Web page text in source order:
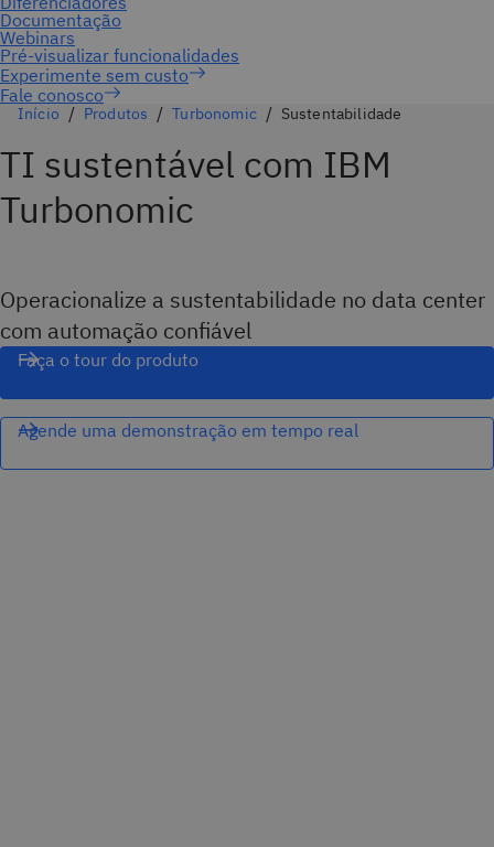
Fale conosco
Início Produtos Turbonomic Sustentabilidade
TI sustentável com IBM
Turbonomic
Operacionalize a sustentabilidade no data center
com automação confiável
Faça o tour do produto
Agende uma demonstração em tempo real